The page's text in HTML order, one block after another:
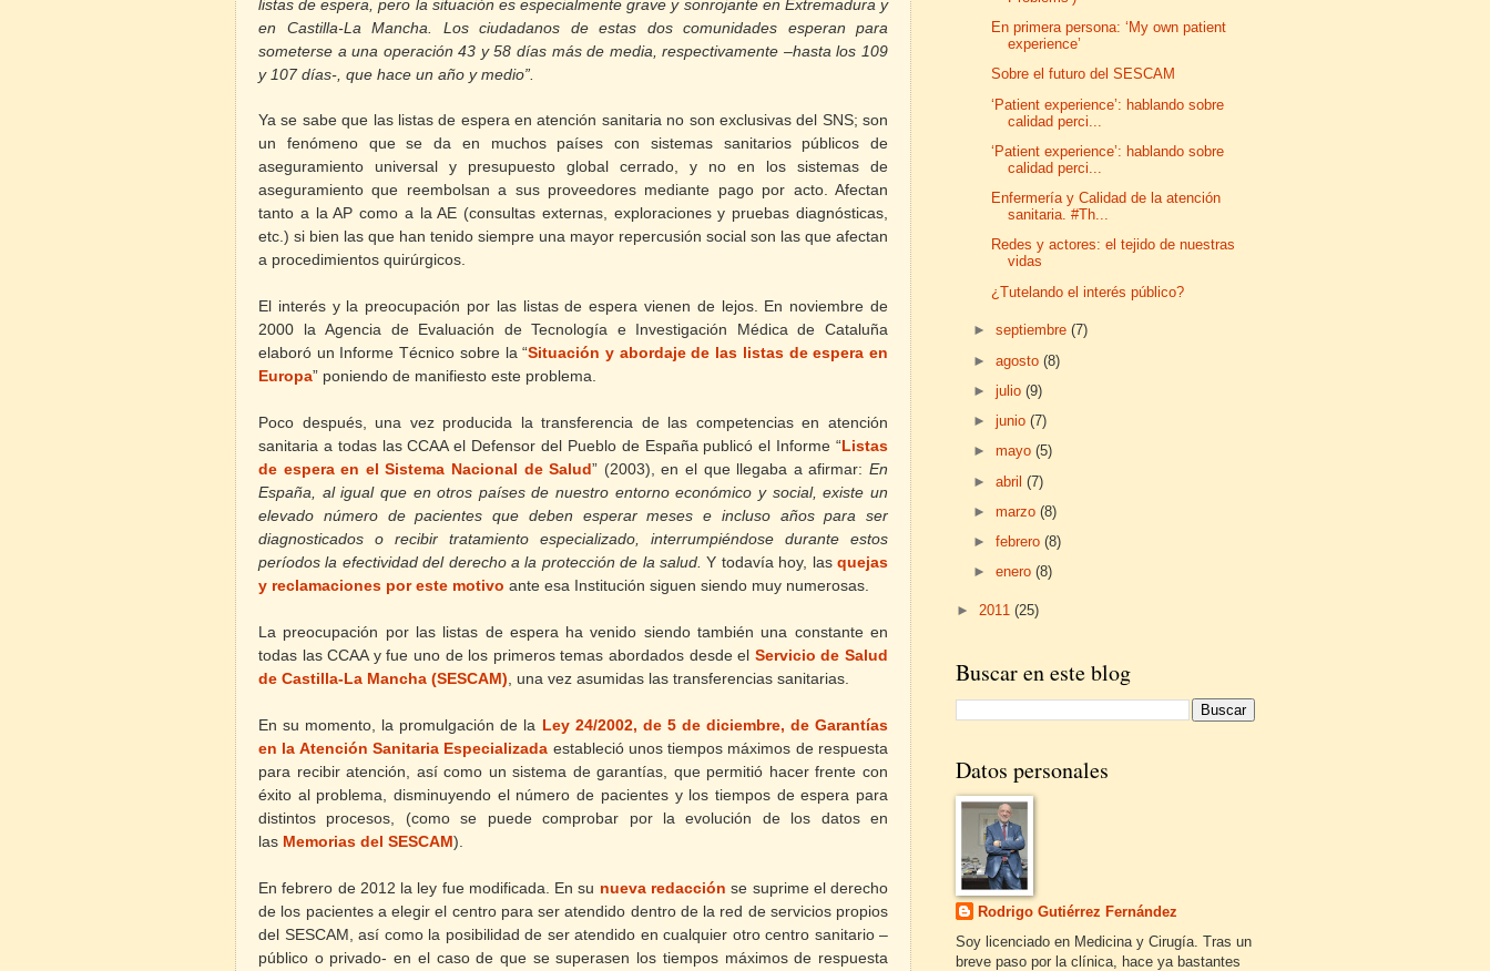
listas de espera, pero la situación es especialmente grave y sonrojante en Extremadura y
en Castilla-La Mancha. Los ciudadanos de estas dos comunidades esperan para
someterse a una operación 43 y 58 días más de media, respectivamente –hasta los 109
y 107 días-, que hace un año y medio”.
Ya se sabe que las listasde esperaen atención sanitaria no son exclusivas del SNS; son
un fenómeno que se da en muchos países con sistemas sanitarios públicos de
aseguramiento universal y presupuesto global cerrado, y no en los sistemas de
aseguramiento que reembolsan a sus proveedores mediante pago por acto. Afectan
tanto a la AP como a la AE (consultas externas, exploraciones y pruebas diagnósticas,
etc.) si bien las que han tenido siempre una mayor repercusión social son las que afectan
a procedimientos quirúrgicos.
El interés y la preocupación por las listas de espera vienen de lejos. En noviembre de
2000 la Agencia de Evaluación de Tecnología e Investigación Médica de Cataluña
elaboró un Informe Técnico sobre la “Situación y abordaje de las listas de espera en
Europa” poniendo de manifiesto este problema.
Poco después, una vez producida la transferencia de las competencias en atención
sanitaria a todas las CCAA el Defensor del Pueblo de España publicó el Informe “Listas
de espera en el Sistema Nacional de Salud” (2003), en el que llegaba a afirmar: En
España, al igual que en otros países de nuestro entorno económico y social, existe un
elevado número de pacientes que deben esperar meses e incluso años para ser
diagnosticados o recibir tratamiento especializado, interrumpiéndose durante estos
períodos la efectividad del derecho a la protección de la salud. Y todavía hoy, las quejas
y reclamaciones por este motivo ante esa Institución siguen siendo muy numerosas.
La preocupación por las listas de espera ha venido siendo también una constante en
todas las CCAA y fue uno de los primeros temas abordados desde el Servicio de Salud
de Castilla-La Mancha (SESCAM), una vez asumidas las transferencias sanitarias.
En su momento, la promulgación de la Ley 24/2002, de 5 de diciembre, de Garantías
en la Atención Sanitaria Especializada estableció unos tiempos máximos de respuesta
para recibir atención, así como un sistema de garantías, que permitió hacer frente con
éxito al problema, disminuyendo el número de pacientes y los tiempos de espera para
distintos procesos, (como se puede comprobar por la evolución de los datos en
las Memorias del SESCAM).
En febrero de 2012 la ley fue modificada. En su nueva redacción se suprime el derecho
de los pacientes a elegir el centro para ser atendido dentro de la red de servicios propios
del SESCAM, así como la posibilidad de ser atendido en cualquier otro centro sanitario –
público o privado- en el caso de que se superasen los tiempos máximos de respuesta
En primera persona: ‘My own patient
experience’
Sobre el futuro del SESCAM
‘Patient experience’: hablando sobre
calidad perci...
‘Patient experience’: hablando sobre
calidad perci...
Enfermería y Calidad de la atención
sanitaria. #Th...
Redes y actores: el tejido de nuestras
vidas
¿Tutelando el interés público?
►septiembre(7)
►agosto(8)
►julio(9)
►junio(7)
►mayo(5)
►abril(7)
►marzo(8)
►febrero(8)
►enero(8)
► 2011 (25)
Buscar en este blog
Datos personales
Rodrigo Gutiérrez Fernández
Soy licenciado en Medicina y Cirugía. Tras un
breve paso por la clínica, hace ya bastantes